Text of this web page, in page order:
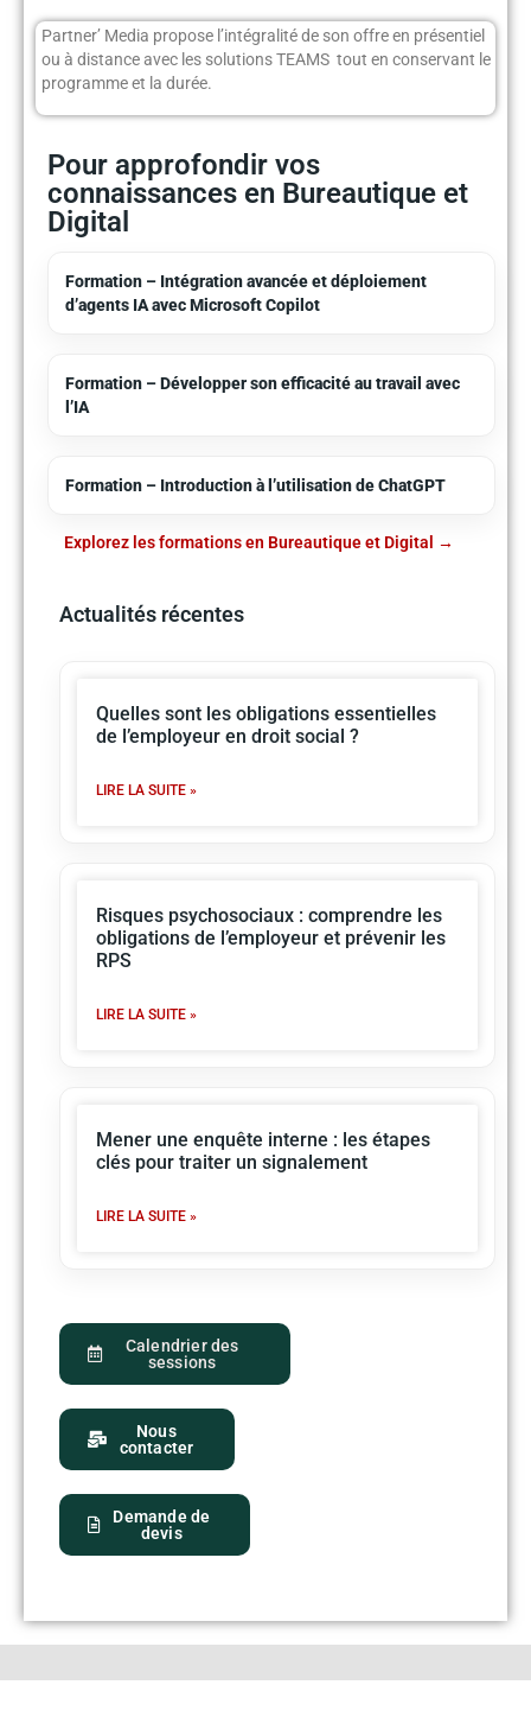
Pour approfondir vos
connaissances en Bureautique et
Digital
Formation – Intégration avancée et déploiement
d’agents IA avec Microsoft Copilot
Formation – Développer son efficacité au travail avec
l’IA
Formation – Introduction à l’utilisation de ChatGPT
Explorez les formations en Bureautique et Digital
Actualités récentes
Quelles sont les obligations essentielles
de l’employeur en droit social ?
LIRE LA SUITE »
Risques psychosociaux : comprendre les
obligations de l’employeur et prévenir les
RPS
LIRE LA SUITE »
Mener une enquête interne : les étapes
clés pour traiter un signalement
LIRE LA SUITE »
Demande de
devis
Calendrier des
sessions
Nous
contacter
Partner’ Media propose l’intégralité de son offre en présentiel
ou à distance avec les solutions TEAMS tout en conservant le
programme et la durée.